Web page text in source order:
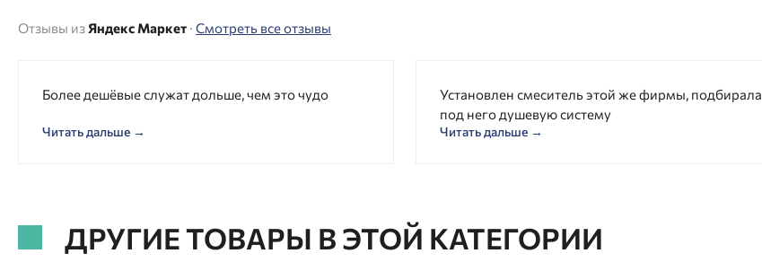
Отзывы из Яндекс Маркет · Смотреть все отзывы
Более дешёвые служат дольше, чем это чудо
Читать дальше →
Установлен смеситель этой же фирмы, подбирала
под него душевую систему
Читать дальше →
ДРУГИЕ ТОВАРЫ В ЭТОЙ КАТЕГОРИИ